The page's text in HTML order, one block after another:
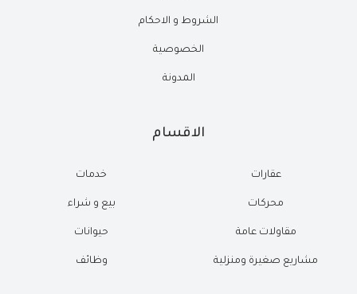
الشروط و الاحكام
الخصوصية
المدونة
الاقسام
عقارات
محركات
مقاولات عامة
مشاريع صغيرة ومنزلية
خدمات
بيع و شراء
حيوانات
وظائف